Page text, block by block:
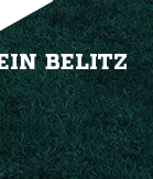
BELITZ